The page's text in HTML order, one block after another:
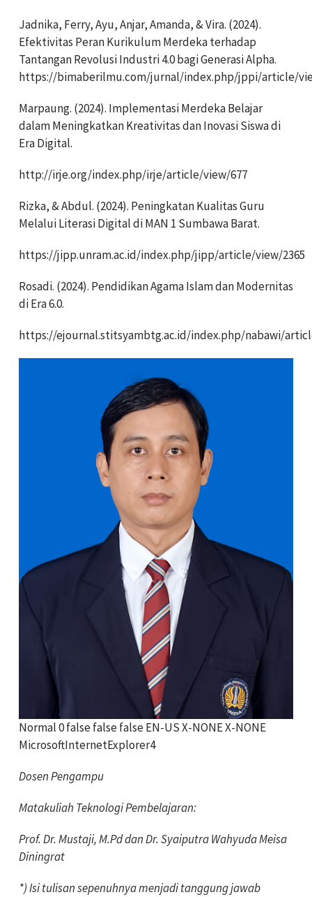
Jadnika, Ferry, Ayu, Anjar, Amanda, & Vira. (2024).
Efektivitas Peran Kurikulum Merdeka terhadap
Tantangan Revolusi Industri 4.0 bagi Generasi Alpha.
https://bimaberilmu.com/jurnal/index.php/jppi/article/
Marpaung. (2024). Implementasi Merdeka Belajar
dalam Meningkatkan Kreativitas dan Inovasi Siswa di
Era Digital.
http://irje.org/index.php/irje/article/view/677
Rizka, & Abdul. (2024). Peningkatan Kualitas Guru
Melalui Literasi Digital di MAN 1 Sumbawa Barat.
https://jipp.unram.ac.id/index.php/jipp/article/view/2365
Rosadi. (2024). Pendidikan Agama Islam dan Modernitas
di Era 6.0.
https://ejournal.stitsyambtg.ac.id/index.php/nabawi/
Normal 0 false false false EN-US X-NONE X-NONE
MicrosoftInternetExplorer4
Dosen Pengampu
Matakuliah Teknologi Pembelajaran:
Prof. Dr. Mustaji, M.Pd dan Dr. Syaiputra Wahyuda Meisa
Diningrat
*) Isi tulisan sepenuhnya menjadi tanggung jawab